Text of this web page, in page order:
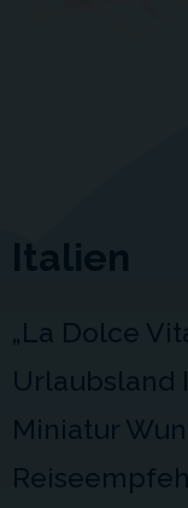
Italien
„La Dolce
Urlaubsland
Miniatur